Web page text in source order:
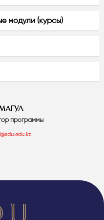
модули (курсы)
программы